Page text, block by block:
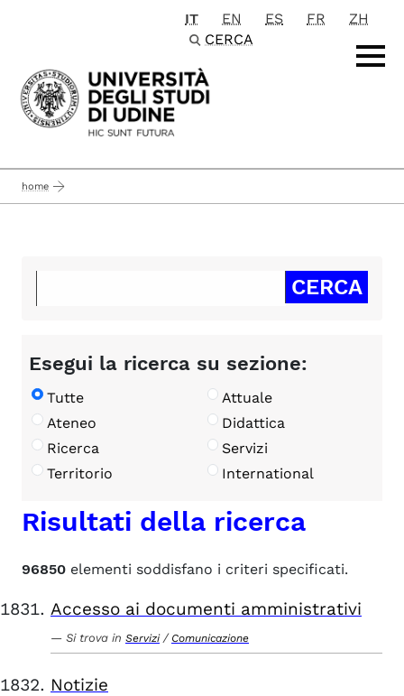
Passa al contenuto principale
IT EN ES FR
ZH
CERCA
home
Esegui la ricerca su sezione:
Tutte
Attuale
Ateneo
Didattica
Ricerca
Servizi
Territorio
International
Risultati della ricerca
96850 elementi soddisfano i criteri specificati.
Accesso ai documenti amministrativi
Si trova in Servizi / Comunicazione
Notizie